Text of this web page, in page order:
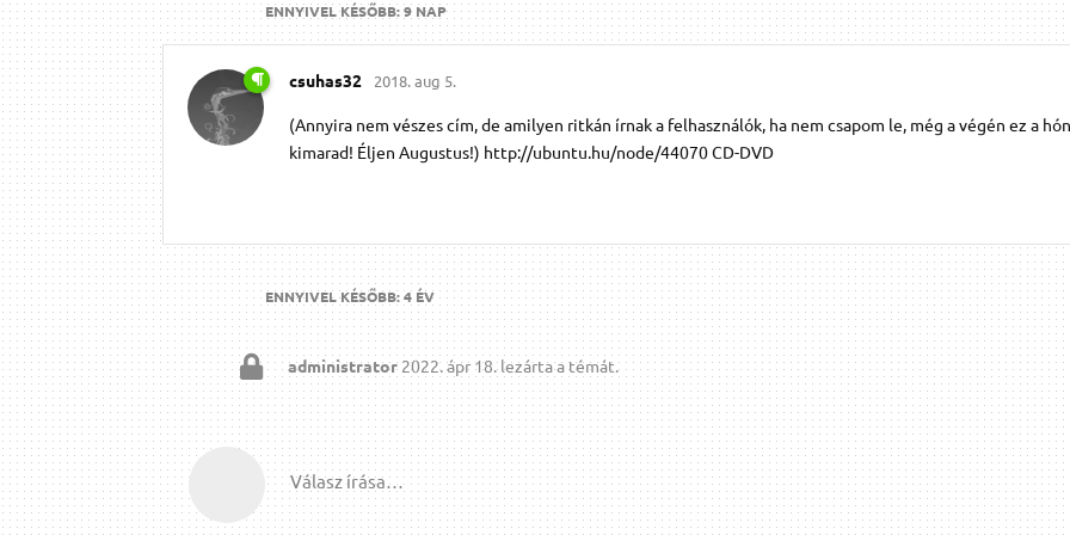
ENNYIVEL KÉSŐBB:9 NAP
csuhas32 2018. aug 5.
(Annyira nem vészes cím, de amilyen ritkán írnak a felhasználók, ha nem csapom le, még a végén ez a
kimarad! Éljen Augustus!) http://ubuntu.hu/node/44070 CD-DVD
ENNYIVEL KÉSŐBB:4 ÉV
administrator 2022. ápr 18.lezárta a témát.
Válasz írása…